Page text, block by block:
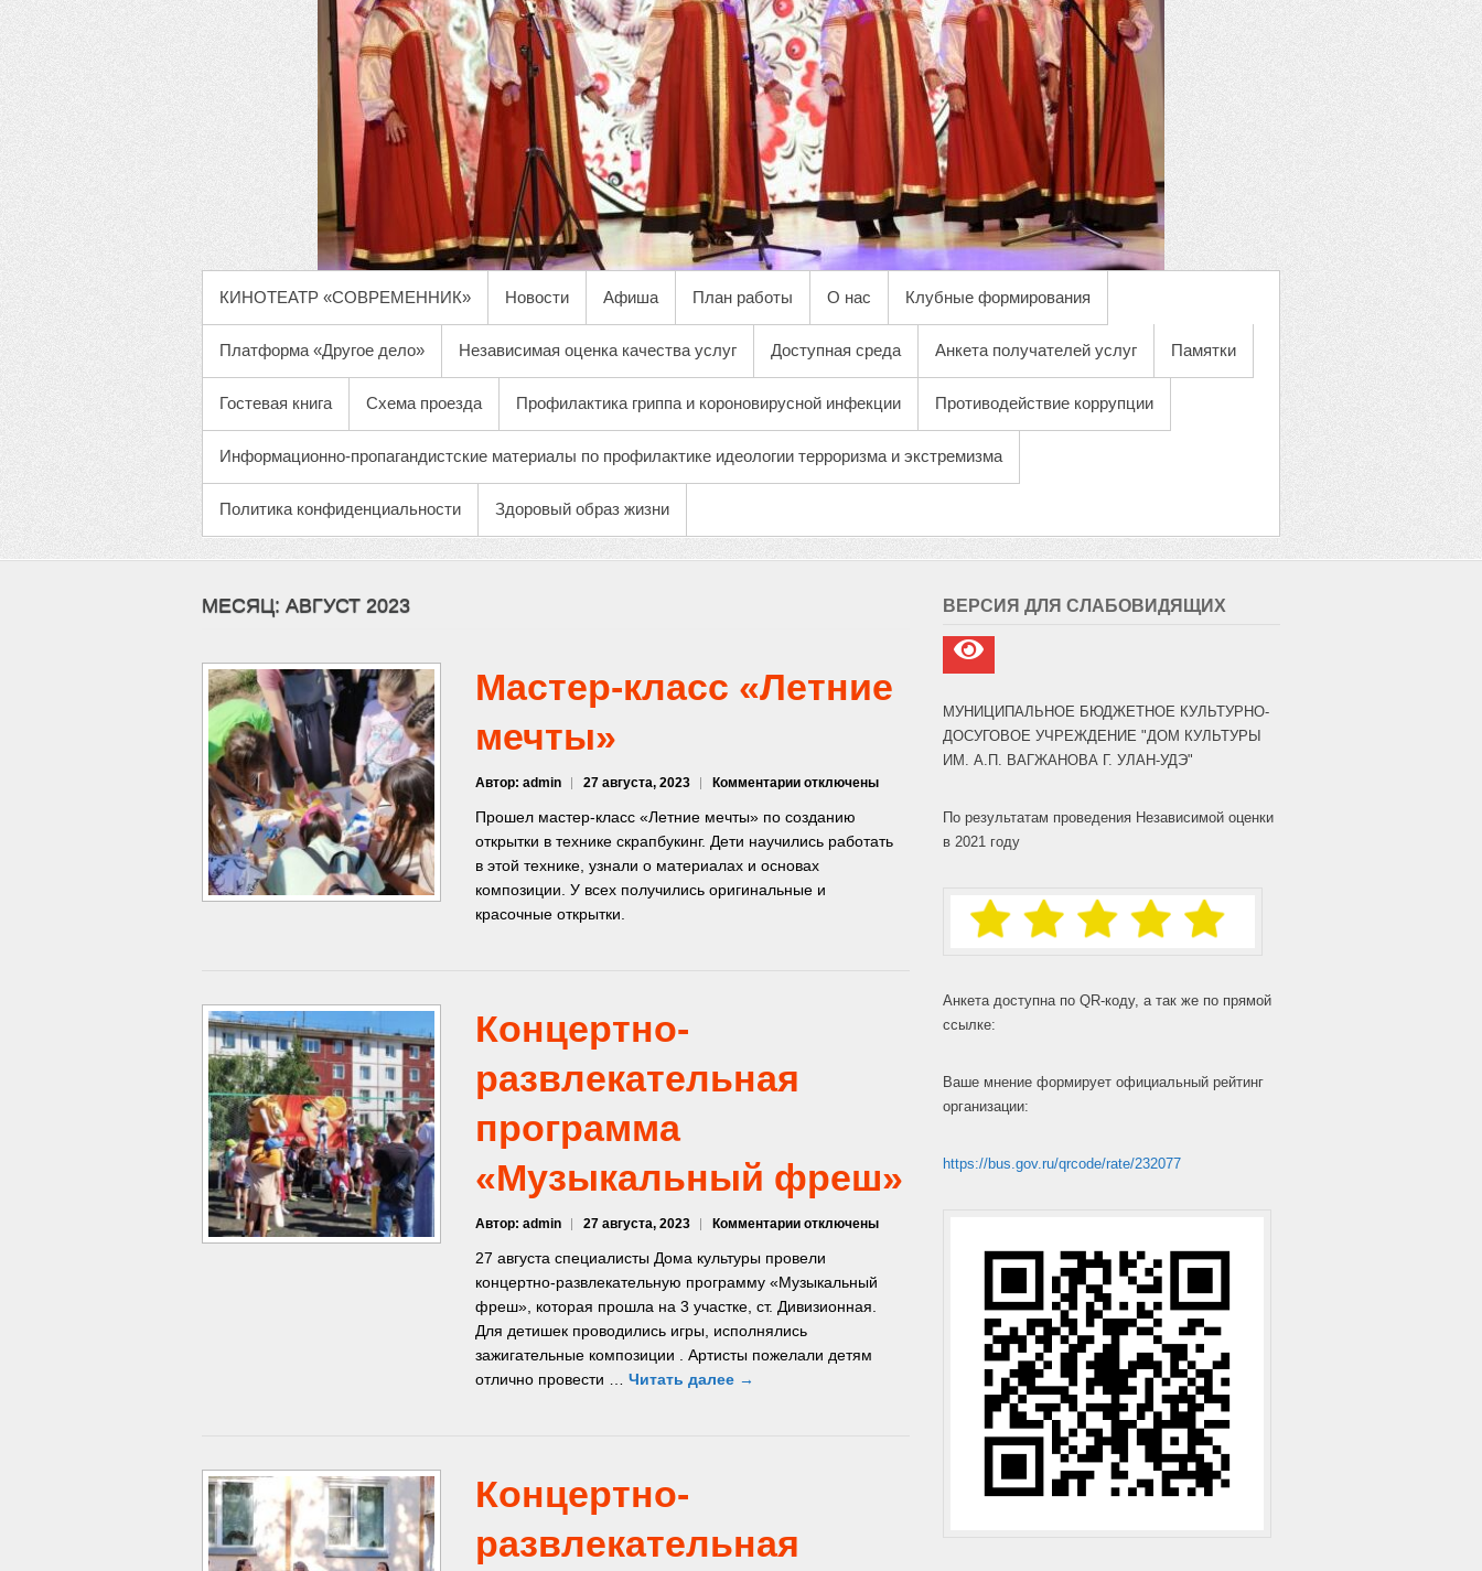
ОСНОВНОЕ МЕНЮ
КИНОТЕАТР «СОВРЕМЕННИК» Новости Афиша План работы О нас Клубные формирования
Платформа «Другое дело» Независимая оценка качества услуг Доступная среда Анкета получателей услуг Памятки
Гостевая книга Схема проезда Профилактика гриппа и короновирусной инфекции Противодействие коррупции
Информационно-пропагандистские материалы по профилактике идеологии терроризма и экстремизма
Политика конфиденциальности Здоровый образ жизни
МЕСЯЦ: АВГУСТ 2023
Мастер-класс «Летние
мечты»
Автор: admin 27 августа, 2023 Комментариик
Мастер-
класс
«Летние
мечты»
отключены
Прошел мастер-класс «Летние мечты» по созданию
открытки в технике скрапбукинг. Дети научились работать
в этой технике, узнали о материалах и основах
композиции. У всех получились оригинальные и
красочные открытки.
Концертно-
развлекательная
программа
«Музыкальный фреш»
Автор: admin 27 августа, 2023 Комментариик
Концертно-
развлекательная
программа
«Музыкальный
отключены
27 августа специалисты Дома культуры провели
концертно-развлекательную программу «Музыкальный
фреш», которая прошла на 3 участке, ст. Дивизионная.
Для детишек проводились игры, исполнялись
зажигательные композиции . Артисты пожелали детям
отлично провести … Читать далее →
Концертно-
развлекательная
ВЕРСИЯ ДЛЯ СЛАБОВИДЯЩИХ
МУНИЦИПАЛЬНОЕ БЮДЖЕТНОЕ КУЛЬТУРНО-
ДОСУГОВОЕ УЧРЕЖДЕНИЕ "ДОМ КУЛЬТУРЫ
ИМ. А.П. ВАГЖАНОВА Г. УЛАН-УДЭ"
По результатам проведения Независимой оценки
в 2021 году
Анкета доступна по QR-коду, а так же по прямой
ссылке:
Ваше мнение формирует официальный рейтинг
организации:
https://bus.gov.ru/qrcode/rate/232077